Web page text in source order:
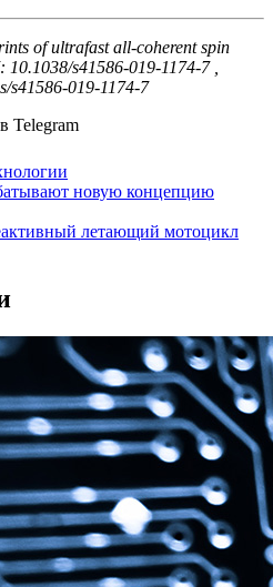
of ultrafast all-coherent spin
s41586-019-1174-7 ,
s41586-019-1174-7
Telegram
новую концепцию
летающий мотоцикл